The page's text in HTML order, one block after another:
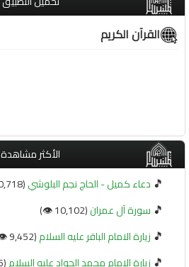
القرآن الكريم
الأكثر مشاهدة
🎵 دعاء كميل - الحاج نجم البلوشي(10,718 👁️)
🎵 سورة آل عمران(10,102 👁️)
🎵 زيارة الامام الباقر عليه السلام(9,452 👁️)
🎵 زيارة الامام محمد الجواد عليه السلام(9,216 👁️)